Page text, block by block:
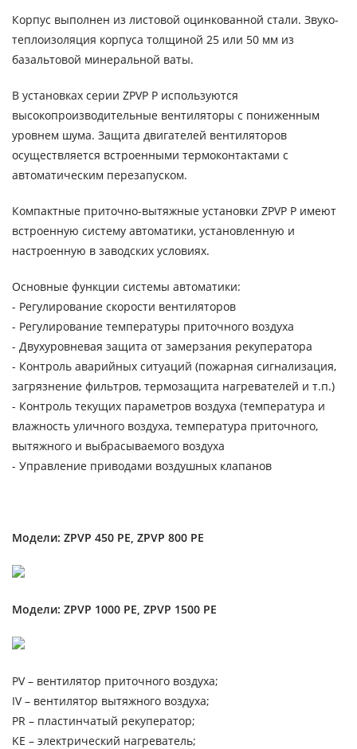
Корпус выполнен из листовой оцинкованной стали. Звуко-
теплоизоляция корпуса толщиной 25 или 50 мм из
базальтовой минеральной ваты.
В установках серии ZPVP P используются
высокопроизводительные вентиляторы с пониженным
уровнем шума. Защита двигателей вентиляторов
осуществляется встроенными термоконтактами с
автоматическим перезапуском.
Компактные приточно-вытяжные установки ZPVP P имеют
встроенную систему автоматики, установленную и
настроенную в заводских условиях.
Основные функции системы автоматики:
- Регулирование скорости вентиляторов
- Регулирование температуры приточного воздуха
- Двухуровневая защита от замерзания рекуператора
- Контроль аварийных ситуаций (пожарная сигнализация,
загрязнение фильтров, термозащита нагревателей и т.п.)
- Контроль текущих параметров воздуха (температура и
влажность уличного воздуха, температура приточного,
вытяжного и выбрасываемого воздуха
- Управление приводами воздушных клапанов
Модели: ZPVP 450 PE, ZPVP 800 PE
Модели: ZPVP 1000 PE, ZPVP 1500 PE
PV – вентилятор приточного воздуха;
IV – вентилятор вытяжного воздуха;
PR – пластинчатый рекуператор;
KЕ – электрический нагреватель;